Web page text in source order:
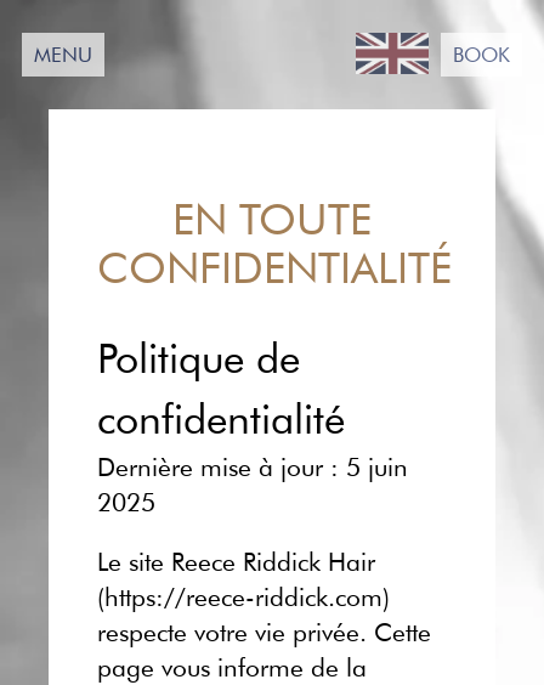
contenu
MENU BOOK
EN TOUTE
CONFIDENTIALITÉ
Politique de
confidentialité
Dernière mise à jour : 5 juin
2025
Le site Reece Riddick Hair
(https://reece-riddick.com)
respecte votre vie privée. Cette
page vous informe de la